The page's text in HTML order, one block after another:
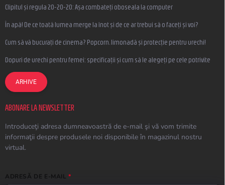
Clipitul și regula 20-20-20: Așa combateți oboseala la computer
În apă! De ce toată lumea merge la înot și de ce ar trebui să o faceți și voi?
Cum să vă bucurați de cinema? Popcorn, limonadă și protecție pentru urechi!
Dopuri de urechi pentru femei: specificații și cum să le alegeți pe cele potrivite
ARHIVE
ABONARE LA NEWSLETTER
Introduceţi adresa dumneavoastră de e-mail şi vă vom trimite
informaţii despre produsele noi disponibile în magazinul nostru
virtual.
ADRESĂ DE E-MAIL